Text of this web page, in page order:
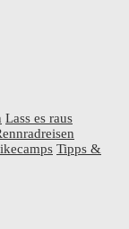
Lass es raus
Tipps &